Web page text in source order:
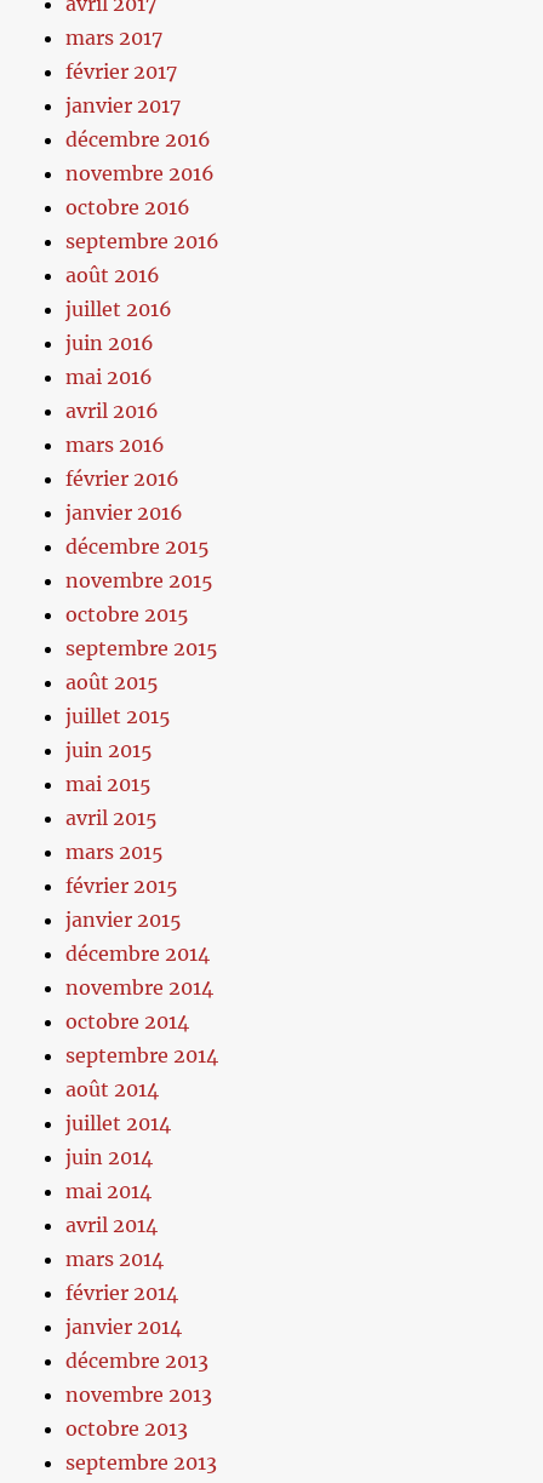
mars 2017
février 2017
janvier 2017
décembre 2016
novembre 2016
octobre 2016
septembre 2016
août 2016
juillet 2016
juin 2016
mai 2016
avril 2016
mars 2016
février 2016
janvier 2016
décembre 2015
novembre 2015
octobre 2015
septembre 2015
août 2015
juillet 2015
juin 2015
mai 2015
avril 2015
mars 2015
février 2015
janvier 2015
décembre 2014
novembre 2014
octobre 2014
septembre 2014
août 2014
juillet 2014
juin 2014
mai 2014
avril 2014
mars 2014
février 2014
janvier 2014
décembre 2013
novembre 2013
octobre 2013
septembre 2013